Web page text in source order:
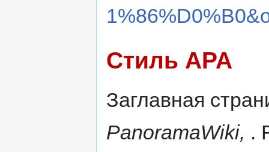
Стиль APA
Заглавная
PanoramaWiki, .